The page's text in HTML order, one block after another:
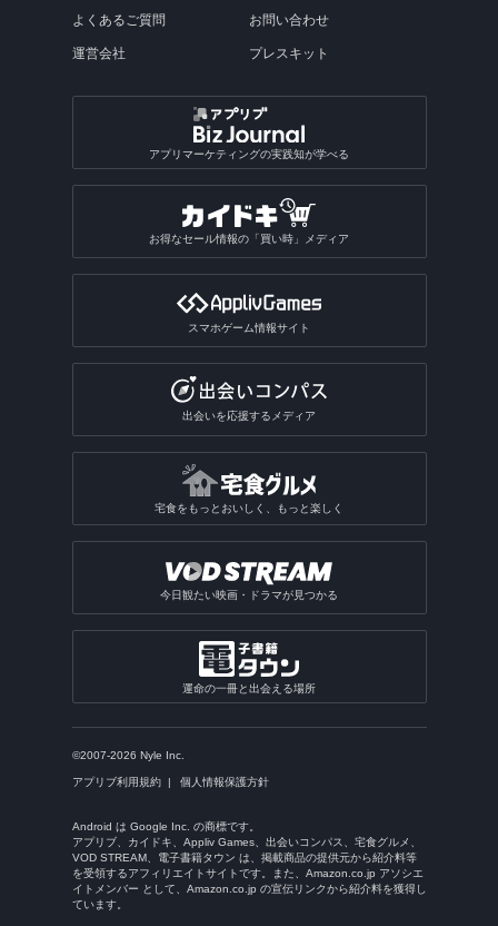
よくあるご質問
運営会社
お問い合わせ
プレスキット
アプリマーケティングの実践知が学べる
お得なセール情報の「買い時」メディア
スマホゲーム情報サイト
出会いを応援するメディア
宅食をもっとおいしく、もっと楽しく
今日観たい映画・ドラマが見つかる
運命の一冊と出会える場所
©2007-2026 Nyle Inc.
アプリブ利用規約 個人情報保護方針
Android は Google Inc. の商標です。
アプリブ、カイドキ、Appliv Games、出会いコンパス、宅食グルメ、
VOD STREAM、電子書籍タウン は、掲載商品の提供元から紹介料等
を受領するアフィリエイトサイトです。また、Amazon.co.jp アソシエ
イトメンバー として、Amazon.co.jp の宣伝リンクから紹介料を獲得し
ています。